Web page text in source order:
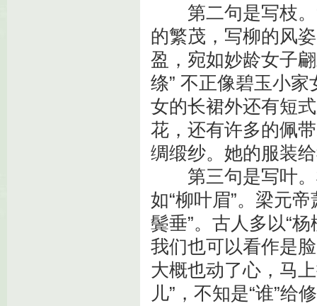
第二句是写枝
的繁茂，写柳的风
盈，宛如妙龄女子
绦” 不正像碧玉小
女的长裙外还有短
花，还有许多的佩
绸缎纱。她的服装
第三句是写叶
如“柳叶眉”。梁元
鬓垂”。古人多以“
我们也可以看作是
大概也动了心，马
儿”，不知是“谁”给